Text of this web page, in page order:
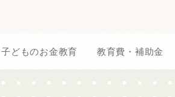
子どものお金教育 教育費・補助金